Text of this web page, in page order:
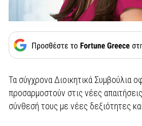
Τα σύγχρονα Διοικητικά Συμβούλια
προσαρμοστούν στις νέες
σύνθεσή τους με νέες δεξιότητες